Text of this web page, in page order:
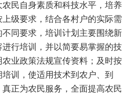
民自身素质和科技水平，培养
级要求，结合各村户的实际需
同要求，培训计划主要围绕新
行培训，并以简要易掌握的技
业政策法规宣传资料；及时按
训，使适用技术到农户、到
正为农民服务，全面提高农民